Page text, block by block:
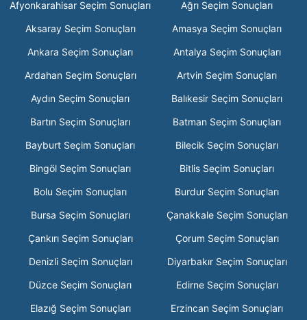
Afyonkarahisar Seçim Sonuçları
Ağrı Seçim Sonuçları
Aksaray Seçim Sonuçları
Amasya Seçim Sonuçları
Ankara Seçim Sonuçları
Antalya Seçim Sonuçları
Ardahan Seçim Sonuçları
Artvin Seçim Sonuçları
Aydın Seçim Sonuçları
Balıkesir Seçim Sonuçları
Bartın Seçim Sonuçları
Batman Seçim Sonuçları
Bayburt Seçim Sonuçları
Bilecik Seçim Sonuçları
Bingöl Seçim Sonuçları
Bitlis Seçim Sonuçları
Bolu Seçim Sonuçları
Burdur Seçim Sonuçları
Bursa Seçim Sonuçları
Çanakkale Seçim Sonuçları
Çankırı Seçim Sonuçları
Çorum Seçim Sonuçları
Denizli Seçim Sonuçları
Diyarbakır Seçim Sonuçları
Düzce Seçim Sonuçları
Edirne Seçim Sonuçları
Elazığ Seçim Sonuçları
Erzincan Seçim Sonuçları